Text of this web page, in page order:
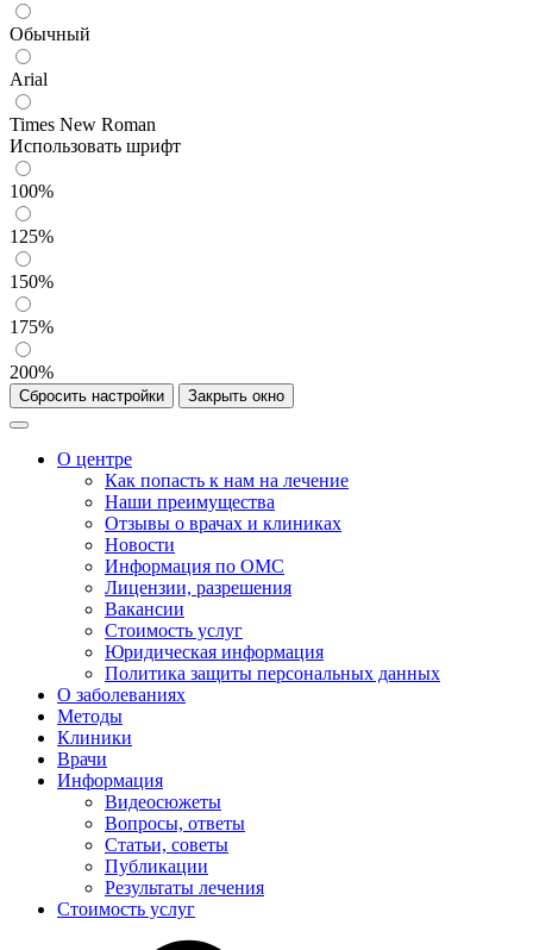
Обычный
Arial
Times New Roman
Использовать шрифт
100%
125%
150%
175%
200%
Сбросить настройки Закрыть окно
О центре
Как попасть к нам на лечение
Наши преимущества
Отзывы о врачах и клиниках
Новости
Информация по ОМС
Лицензии, разрешения
Вакансии
Стоимость услуг
Юридическая информация
Политика защиты персональных данных
О заболеваниях
Методы
Клиники
Врачи
Информация
Видеосюжеты
Вопросы, ответы
Статьи, советы
Публикации
Результаты лечения
Стоимость услуг